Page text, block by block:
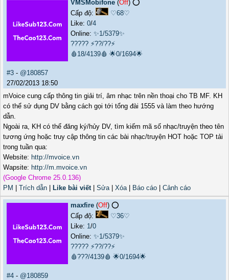
VMSMobifone (Off) ⭕️
Cấp độ:
♡68♡
Like: 0/4
Online: ✨1/5379✨
????? ⚡??/??⚡
🩸18/4139🩸 🌟0/1694🌟
#3 - @180857
27/02/2013 18:50
mVoice cung cấp thông tin giải trí, âm nhạc trên nền thoại cho TB MF. KH
có thể sử dụng DV bằng cách gọi tới tổng đài 1555 và làm theo hướng
dẫn.
Ngoài ra, KH có thể đăng ký/hủy DV, tìm kiếm mã số nhạc/truyện theo tên
tương ứng hoặc truy cập thông tin các bài nhạc/truyện HOT hoặc TOP tải
trong tuần qua:
Website: http://mvoice.vn
Wapsite: http://m.mvoice.vn
(Google Chrome 25.0.136)
PM
Trích dẫn Like bài viết| Sửa| Xóa| Báo cáo Cảnh cáo
maxfire (Off) ⭕️
Cấp độ:
♡36♡
Like: 1/0
Online: ✨1/5379✨
????? ⚡??/??⚡
🩸???/4139🩸 🌟0/1694🌟
#4 - @180859